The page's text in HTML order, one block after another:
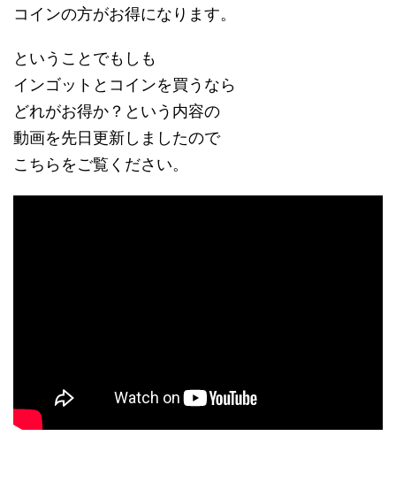
コインの方がお得になります。
ということでもしも
インゴットとコインを買うなら
どれがお得か？という内容の
動画を先日更新しましたので
こちらをご覧ください。